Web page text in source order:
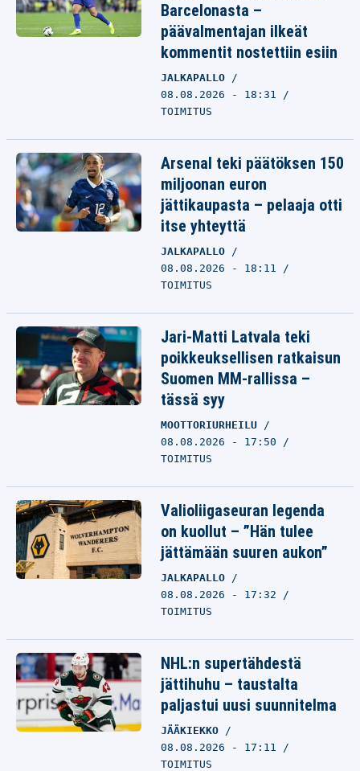
Barcelonasta –
päävalmentajan ilkeät
kommentit nostettiin esiin
JALKAPALLO
08.08.2026 - 18:31
TOIMITUS
Arsenal teki päätöksen 150
miljoonan euron
jättikaupasta – pelaaja otti
itse yhteyttä
JALKAPALLO
08.08.2026 - 18:11
TOIMITUS
Jari-Matti Latvala teki
poikkeuksellisen ratkaisun
Suomen MM-rallissa –
tässä syy
MOOTTORIURHEILU
08.08.2026 - 17:50
TOIMITUS
Valioliigaseuran legenda
on kuollut – ”Hän tulee
jättämään suuren aukon”
JALKAPALLO
08.08.2026 - 17:32
TOIMITUS
NHL:n supertähdestä
jättihuhu – taustalta
paljastui uusi suunnitelma
JÄÄKIEKKO
08.08.2026 - 17:11
TOIMITUS